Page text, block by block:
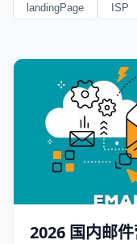
landingPage
ISP
2026 国内邮